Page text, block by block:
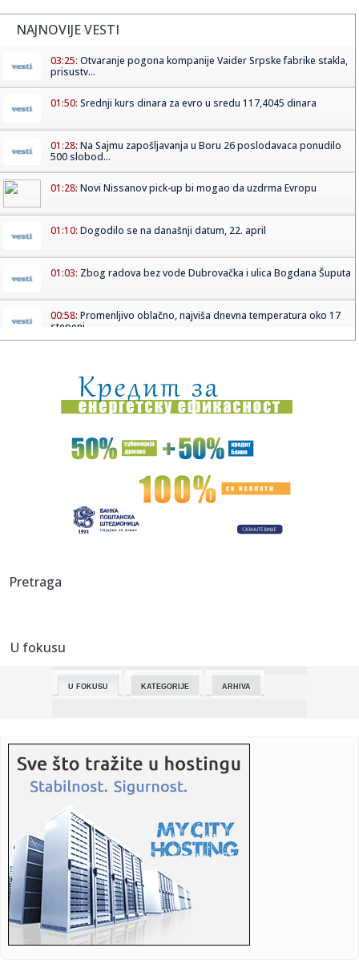
NAJNOVIJE VESTI
03:25: Otvaranje pogona kompanije Vaider Srpske fabrike stakla,
prisustv...
01:50: Srednji kurs dinara za evro u sredu 117,4045 dinara
01:28: Na Sajmu zapošljavanja u Boru 26 poslodavaca ponudilo
500 slobod...
01:28: Novi Nissanov pick-up bi mogao da uzdrma Evropu
01:10: Dogodilo se na današnji datum, 22. april
01:03: Zbog radova bez vode Dubrovačka i ulica Bogdana Šuputa
00:58: Promenljivo oblačno, najviša dnevna temperatura oko 17
stepeni
00:16:VIDEO: Test 2026 Infiniti QX60
00:15:Nestala majka troje dece! Bivši pronađen mrtav sa metkom
u glav...
KRAJ JEDNE PRIČE, POČETAK DRUGE: Nekadašnji Zvezdin
23:48:Batler nije krio emocije: Razočaran sam, slomljeno mi je
23:37:
23:28:
PASKVAL JASAN NAKON ZVEZDE: „Nisam bio nervozan,
23:17:Štrajk upozorenja u nemačkoj fabrici MTU u Novoj Pazovi
23:15:„NISAM RAZOČARAN, OVO JE REALNO“: Saša Obradović
poslao ja...
23:14:Šta se sve danas plaćalo iz budžeta grada
23:11:ANEM ALARM: Necivilizovane i opasne izjave ministra i
poslanika S...
Pretraga
U fokusu
U FOKUSU KATEGORIJE ARHIVA